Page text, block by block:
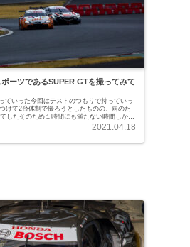
ーツであるSUPER GTを撮ってみて
ていった今回はテストのつもりで持っていっ
けて2台体制で撮ろうとしたものの、雨のた
したそのため１時間にも満たない時間しか使
2021.04.18